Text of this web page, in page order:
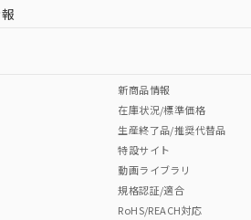
・凡例
Cr(VI)
ルウェー
新商品情報
在庫状況/標準価格
生産終了品/推奨代替品
特設サイト
動画ライブラリ
規格認証/適合
RoHS/REACH対応